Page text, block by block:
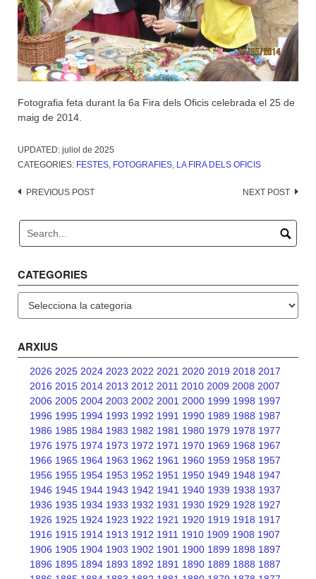
Fotografia feta durant la 6a Fira dels Oficis celebrada el 25 de
maig de 2014.
UPDATED: juliol de 2025
CATEGORIES: FESTES, FOTOGRAFIES, LA FIRA DELS OFICIS
Post
PREVIOUS POST NEXT POST
CATEGORIES
ARXIUS
2026 2025 2024 2023 2022 2021 2020 2019 2018 2017
2016 2015 2014 2013 2012 2011 2010 2009 2008 2007
2006 2005 2004 2003 2002 2001 2000 1999 1998 1997
1996 1995 1994 1993 1992 1991 1990 1989 1988 1987
1986 1985 1984 1983 1982 1981 1980 1979 1978 1977
1976 1975 1974 1973 1972 1971 1970 1969 1968 1967
1966 1965 1964 1963 1962 1961 1960 1959 1958 1957
1956 1955 1954 1953 1952 1951 1950 1949 1948 1947
1946 1945 1944 1943 1942 1941 1940 1939 1938 1937
1936 1935 1934 1933 1932 1931 1930 1929 1928 1927
1926 1925 1924 1923 1922 1921 1920 1919 1918 1917
1916 1915 1914 1913 1912 1911 1910 1909 1908 1907
1906 1905 1904 1903 1902 1901 1900 1899 1898 1897
1896 1895 1894 1893 1892 1891 1890 1889 1888 1887